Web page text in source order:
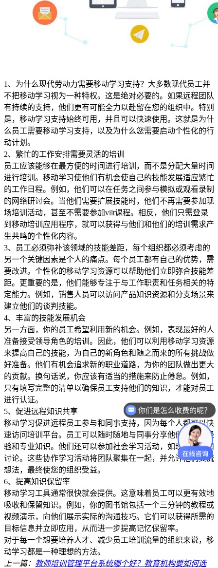
1、为什么现代劳动力需要移动学习支持？大多数现代员工并
不把移动学习视为一种特权。这是绝对必要的。如果远程团队
有持续的支持，他们更有可能全力以赴留在您的组织中。特别
是，移动学习支持始终可用，并且可以快速使用。这就是为什
么员工需要移动学习支持，以及为什么您需要启动个性化的行
动计划。
2、繁忙的工作安排需要灵活的培训
员工应该能够在最方便的时间进行培训，而不是分配大量时间
进行培训。移动学习使他们有机会使自己的技能发展适应繁忙
的工作日程。例如，他们可以在任务之间参与模拟或观看录制
的网络研讨会。当他们需要扩展技能时，他们不再需要参加现
场培训活动，甚至不需要参加vilt课程。相反，他们只需登录
到移动培训应用程序，就可以获得与他们和他们的培训需求产
生共鸣的个性化内容。
3、员工必须弥补该领域的技能差距，每个组织都必须考虑的
另一个关键因素是个人的痛点。每个员工都有自己的优势，需
要改进。个性化的移动学习资源可以帮助他们立即弥合技能差
距。更重要的是，他们能够专注于与工作职责和任务相关的特
定能力。例如，销售人员可以访问产品知识资源和分支场景来
建立他们的谈判技能。
4、丰富的技能发展机会
另一方面，你的员工希望利用新的机会。例如，表现最好的人
准备接受领导角色的培训。因此，他们可以利用移动学习资源
来提高自己的技能，为自己的新角色和随之而来的所有挑战做
好准备。他们有机会追求新的职业道路，为你的团队做出更大
的贡献。换句话说，你应该有适当的措施来防止倦怠。例如，
只有填写完整的清单以确保员工支持他们的知识，才能对员工
进行认证。
5、促进远程知识共享
移动学习促进远程员工参与和同事支持，因为每个人都可以快
速访问培训平台。员工可以随时随地与同事分享他们的个人经
验和专业知识。他们还可以参加社会学习活动，如现场活动和
讨论。这些协作学习活动将团队聚集在一起，并允许他们交流
想法，最终使您的组织受益。
6、提高知识保留率
移动学习工具通常很快就会提供。这意味着员工可以更有效地
吸收和保留知识。例如，你的图书馆包括一个三分钟的教程或
视频演示，向他们展示实际的沟通技巧。它们可以获得所需的
目标信息并立即应用，从而进一步提高记忆保留率。
对于每一个想要培养人才、减少员工培训流量的组织来说，移
动学习都是一种理想的方法。
上一篇： 教师培训管理平台系统哪个好？教育机构要如何选
你们是怎么收费的呢？